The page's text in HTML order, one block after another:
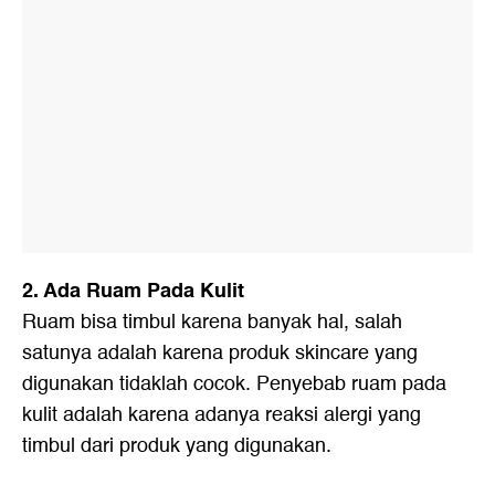
2. Ada Ruam Pada Kulit
Ruam bisa timbul karena banyak hal, salah
satunya adalah karena produk skincare yang
digunakan tidaklah cocok. Penyebab ruam pada
kulit adalah karena adanya reaksi alergi yang
timbul dari produk yang digunakan.